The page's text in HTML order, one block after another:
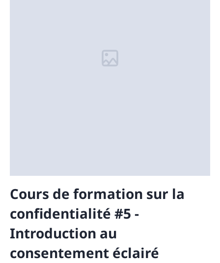
Cours de formation sur la
confidentialité #5 -
Introduction au
consentement éclairé